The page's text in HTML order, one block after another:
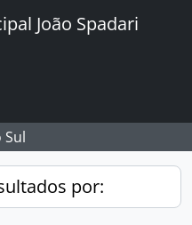
João Spadari
Sul
por: